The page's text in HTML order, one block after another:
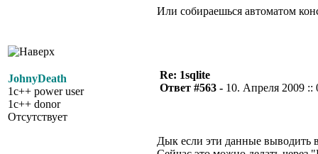
Или собираешься автоматом
JohnyDeath
1c++ power user
1c++ donor
Отсутствует
Re: 1sqlite
Ответ #563 - 10. Апреля 2009 ::
Дык если эти данные выводить